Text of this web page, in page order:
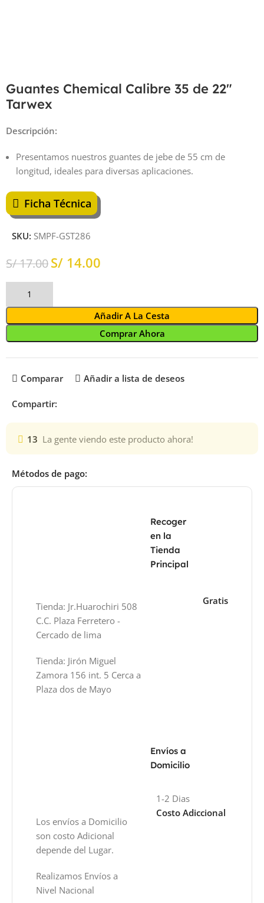
Guantes Chemical Calibre 35 de 22″
Tarwex
Descripción:
Presentamos nuestros guantes de jebe de 55 cm de
longitud, ideales para diversas aplicaciones.
Ficha Técnica
SKU: SMPF-GST286
S/17.00S/ 14.00
Añadir A La Cesta
Comprar Ahora
Comparar Añadir a lista de deseos
Compartir:
13 La gente viendo este producto ahora!
Métodos de pago:
Recoger
en la
Tienda
Principal
Tienda: Jr.Huarochiri 508
C.C. Plaza Ferretero -
Cercado de lima
Tienda: Jirón Miguel
Zamora 156 int. 5 Cerca a
Plaza dos de Mayo
Gratis
Envíos a
Domicilio
Los envíos a Domicilio
son costo Adicional
depende del Lugar.
Realizamos Envíos a
Nivel Nacional
1-2 Dias
Costo Adiccional